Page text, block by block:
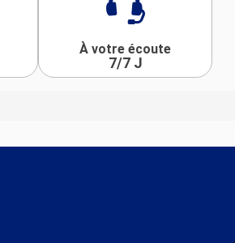
À votre écoute
7/7 J